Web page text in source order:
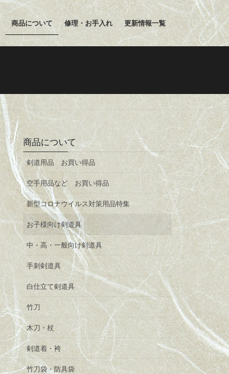
商品について 修理・お手入れ 更新情報一覧
商品について
剣道用品 お買い得品
空手用品など お買い得品
新型コロナウイルス対策用品特集
お子様向け剣道具
中・高・一般向け剣道具
手刺剣道具
白仕立て剣道具
竹刀
木刀・杖
剣道着・袴
竹刀袋・防具袋